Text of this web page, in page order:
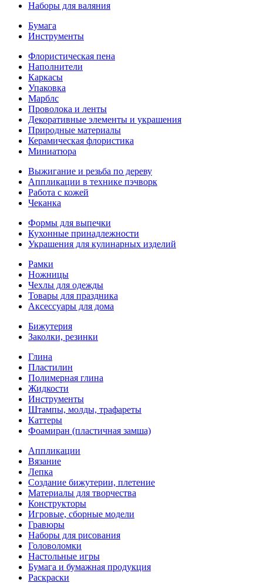
Наборы для валяния
Бумага
Инструменты
Флористическая пена
Наполнители
Каркасы
Упаковка
Марблс
Проволока и ленты
Декоративные элементы и украшения
Природные материалы
Керамическая флористика
Миниатюра
Выжигание и резьба по дереву
Аппликации в технике пэчворк
Работа с кожей
Чеканка
Формы для выпечки
Кухонные принадлежности
Украшения для кулинарных изделий
Рамки
Ножницы
Чехлы для одежды
Товары для праздника
Аксессуары для дома
Бижутерия
Заколки, резинки
Глина
Пластилин
Полимерная глина
Жидкости
Инструменты
Штампы, молды, трафареты
Каттеры
Фоамиран (пластичная замша)
Аппликации
Вязание
Лепка
Создание бижутерии, плетение
Материалы для творчества
Конструкторы
Игровые, сборные модели
Гравюры
Наборы для рисования
Головоломки
Настольные игры
Бумага и бумажная продукция
Раскраски